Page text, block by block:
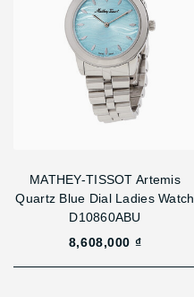
MATHEY-TISSOT Artemis
Quartz Blue Dial Ladies Watch
D10860ABU
8,608,000 ₫